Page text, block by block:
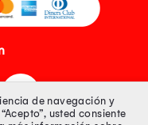
de navegación y
usted consiente